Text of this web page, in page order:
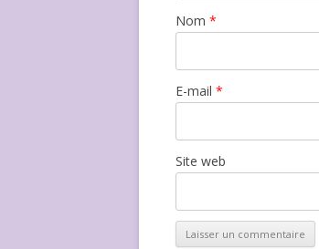
Nom *
E-mail *
Site web